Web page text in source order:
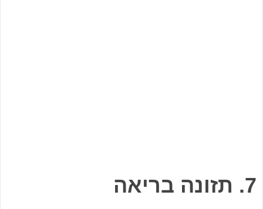
7. תזונה בריאה